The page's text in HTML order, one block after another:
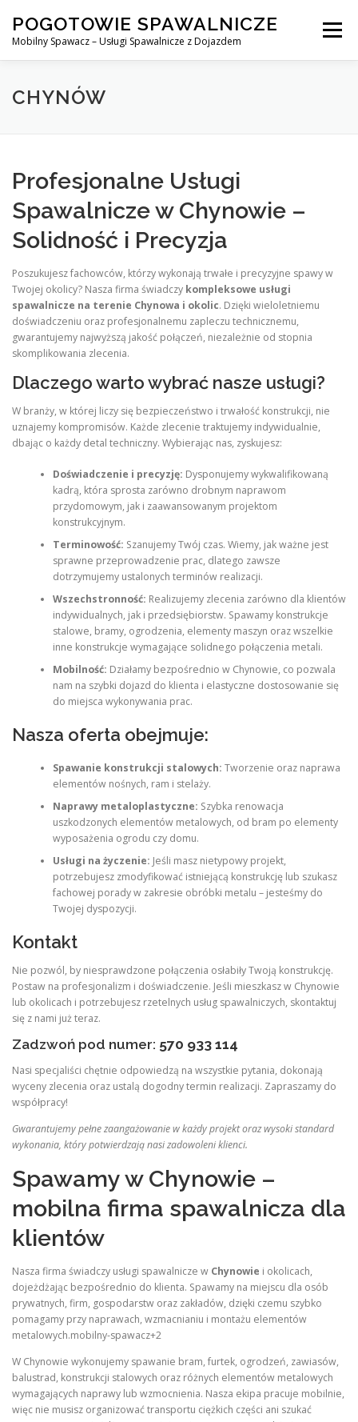
content
POGOTOWIE SPAWALNICZE
Mobilny Spawacz – Usługi Spawalnicze z Dojazdem
Menu
MOBILNY SPAWACZ
KONTAKT
CHYNÓW
Profesjonalne Usługi
Spawalnicze w Chynowie –
Solidność i Precyzja
Poszukujesz fachowców, którzy wykonają trwałe i precyzyjne spawy w
Twojej okolicy? Nasza firma świadczy kompleksowe usługi
spawalnicze na terenie Chynowa i okolic. Dzięki wieloletniemu
doświadczeniu oraz profesjonalnemu zapleczu technicznemu,
gwarantujemy najwyższą jakość połączeń, niezależnie od stopnia
skomplikowania zlecenia.
Dlaczego warto wybrać nasze usługi?
W branży, w której liczy się bezpieczeństwo i trwałość konstrukcji, nie
uznajemy kompromisów. Każde zlecenie traktujemy indywidualnie,
dbając o każdy detal techniczny. Wybierając nas, zyskujesz:
Doświadczenie i precyzję: Dysponujemy wykwalifikowaną
kadrą, która sprosta zarówno drobnym naprawom
przydomowym, jak i zaawansowanym projektom
konstrukcyjnym.
Terminowość: Szanujemy Twój czas. Wiemy, jak ważne jest
sprawne przeprowadzenie prac, dlatego zawsze
dotrzymujemy ustalonych terminów realizacji.
Wszechstronność: Realizujemy zlecenia zarówno dla klientów
indywidualnych, jak i przedsiębiorstw. Spawamy konstrukcje
stalowe, bramy, ogrodzenia, elementy maszyn oraz wszelkie
inne konstrukcje wymagające solidnego połączenia metali.
Mobilność: Działamy bezpośrednio w Chynowie, co pozwala
nam na szybki dojazd do klienta i elastyczne dostosowanie się
do miejsca wykonywania prac.
Nasza oferta obejmuje:
Spawanie konstrukcji stalowych: Tworzenie oraz naprawa
elementów nośnych, ram i stelaży.
Naprawy metaloplastyczne: Szybka renowacja
uszkodzonych elementów metalowych, od bram po elementy
wyposażenia ogrodu czy domu.
Usługi na życzenie: Jeśli masz nietypowy projekt,
potrzebujesz zmodyfikować istniejącą konstrukcję lub szukasz
fachowej porady w zakresie obróbki metalu – jesteśmy do
Twojej dyspozycji.
Kontakt
Nie pozwól, by niesprawdzone połączenia osłabiły Twoją konstrukcję.
Postaw na profesjonalizm i doświadczenie. Jeśli mieszkasz w Chynowie
lub okolicach i potrzebujesz rzetelnych usług spawalniczych, skontaktuj
się z nami już teraz.
Zadzwoń pod numer: 570 933 114
Nasi specjaliści chętnie odpowiedzą na wszystkie pytania, dokonają
wyceny zlecenia oraz ustalą dogodny termin realizacji. Zapraszamy do
współpracy!
Gwarantujemy pełne zaangażowanie w każdy projekt oraz wysoki standard
wykonania, który potwierdzają nasi zadowoleni klienci.
Spawamy w Chynowie –
mobilna firma spawalnicza dla
klientów
Nasza firma świadczy usługi spawalnicze w Chynowie i okolicach,
dojeżdżając bezpośrednio do klienta. Spawamy na miejscu dla osób
prywatnych, firm, gospodarstw oraz zakładów, dzięki czemu szybko
pomagamy przy naprawach, wzmacnianiu i montażu elementów
metalowych.mobilny-spawacz+2
W Chynowie wykonujemy spawanie bram, furtek, ogrodzeń, zawiasów,
balustrad, konstrukcji stalowych oraz różnych elementów metalowych
wymagających naprawy lub wzmocnienia. Nasza ekipa pracuje mobilnie,
więc nie musisz organizować transportu ciężkich części ani szukać